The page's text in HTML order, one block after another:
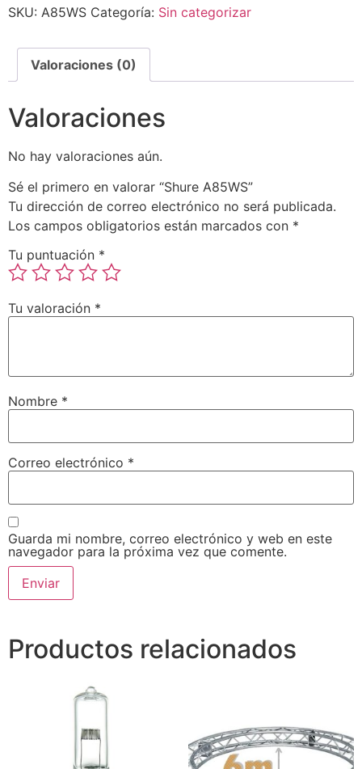
SKU: A85WS Categoría: Sin categorizar
Valoraciones (0)
Valoraciones
No hay valoraciones aún.
Sé el primero en valorar “Shure A85WS”
Tu dirección de correo electrónico no será publicada.
Los campos obligatorios están marcados con *
Tu puntuación *
Tu valoración *
Nombre *
Correo electrónico *
Guarda mi nombre, correo electrónico y web en este
navegador para la próxima vez que comente.
Productos relacionados